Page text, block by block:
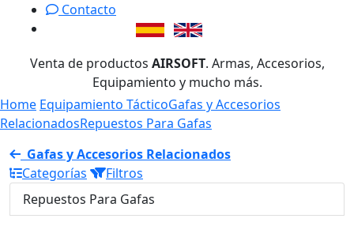
Contacto
Venta de productos AIRSOFT. Armas, Accesorios,
Equipamiento y mucho más.
Home Equipamiento TácticoGafas y Accesorios
RelacionadosRepuestos Para Gafas
Gafas y Accesorios Relacionados
Categorías
Filtros
Repuestos Para Gafas